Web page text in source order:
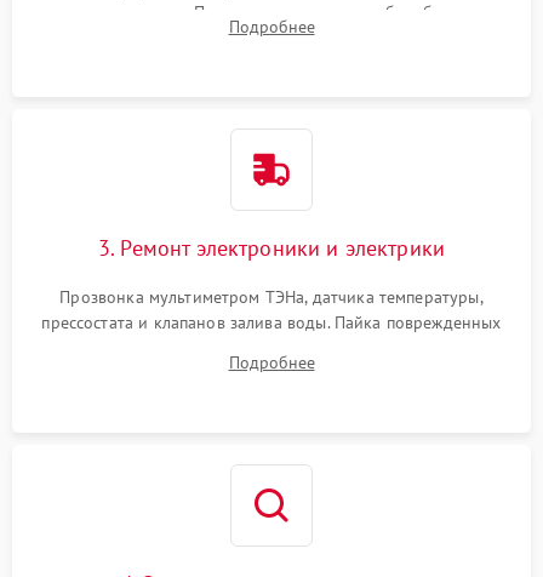
амортизаторов. Проверка подшипников барабана и
крестовины на износ, а манжеты люка на разрывы.
Подробнее
3. Ремонт электроники и электрики
Прозвонка мультиметром ТЭНа, датчика температуры,
прессостата и клапанов залива воды. Пайка поврежденных
Восстановление целостности проводки и контактов.
Подробнее